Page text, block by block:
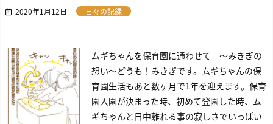
2020年1月12日 日々の記録
ムギちゃんを保育園に通わせて ～みきぎの
想い～どうも！みきぎです。 ムギちゃんの保
育園生活もあと数ヶ月で1年を迎えます。 保育
園入園が決まった時、初めて登園した時、ム
ギちゃんと日中離れる事の寂しさでいっぱい